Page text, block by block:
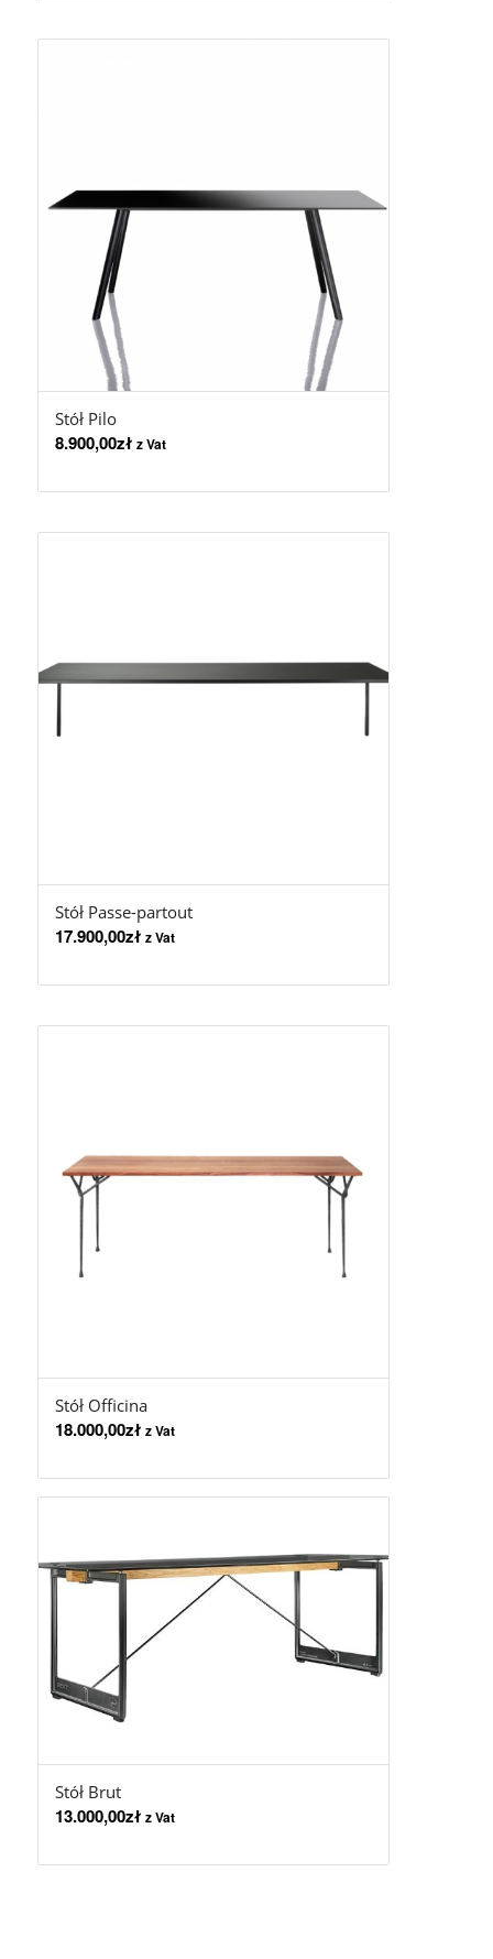
Stół Pilo
8.900,00zł z Vat
Stół Passe-partout
17.900,00zł z Vat
Stół Officina
18.000,00zł z Vat
Stół Brut
13.000,00zł z Vat